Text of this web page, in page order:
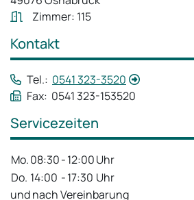
Zimmer: 115
Kontakt
Tel.: 0541 323-3520
Fax: 0541 323-153520
Servicezeiten
Mo.08:30-12:00Uhr
Do. 14:00 -17:30 Uhr
und nach Vereinbarung